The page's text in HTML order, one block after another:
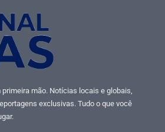
mão. Notícias locais e globais,
exclusivas. Tudo o que você